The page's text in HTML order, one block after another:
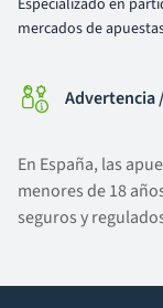
Especializado en
mercados de
Advertencia
En España, las
menores de 18
seguros y